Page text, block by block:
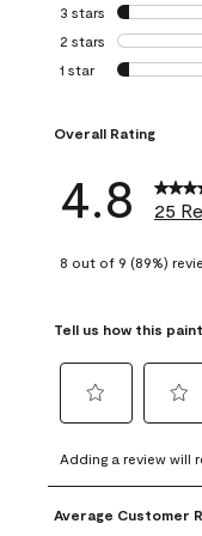
3 stars stars
2 stars stars
1 star stars
Overall Rating
4.8 25
8 out of 9 (89%)
Tell us how this
to
rate
the
item
to
rate
the
Adding a review will
Average Customer